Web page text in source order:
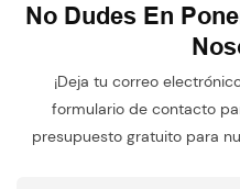
No Dudes En
¡Deja tu correo
formulario de contacto
presupuesto gratuito para